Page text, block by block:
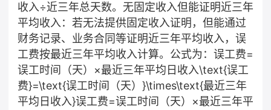
收入÷近三年总天数。无固定收入但能证明近三年
平均收入：若无法提供固定收入证明，但能通过
财务记录、业务合同等证明近三年平均收入，误
工费按最近三年平均收入计算。公式为：误工费=
误工时间（天）×最近三年平均日收入\text{误工
费}=\text{误工时间（天）}\times\text{最近三年
平均日收入}误工费=误工时间（天）×最近三年平